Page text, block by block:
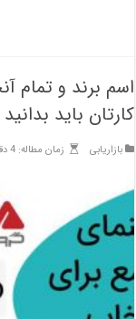
اسم برند و تمام
کارتان باید بدانید
بازاریابی زمان مطاله: 4 دقیقه